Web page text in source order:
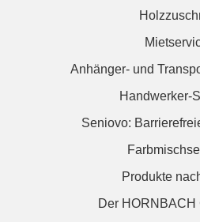
Anhänger- und
Handwerker-
Seniovo:
Produkte
Der HORNBACH